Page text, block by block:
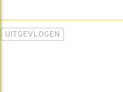
UITGEVLOGEN